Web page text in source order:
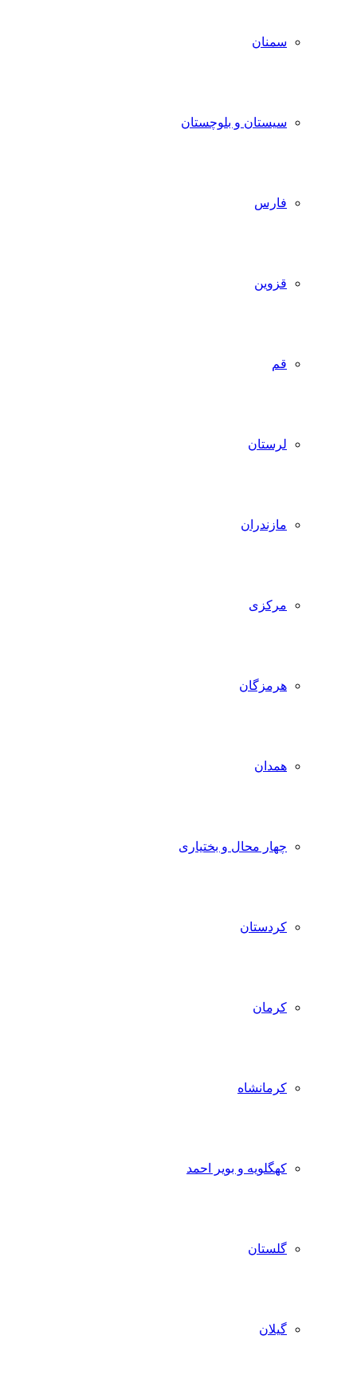
سمنان
سیستان و بلوچستان
فارس
قزوین
قم
لرستان
مازندران
مرکزی
هرمزگان
همدان
چهار محال و بختیاری
کردستان
کرمان
کرمانشاه
کهگلویه و بویر احمد
گلستان
گیلان